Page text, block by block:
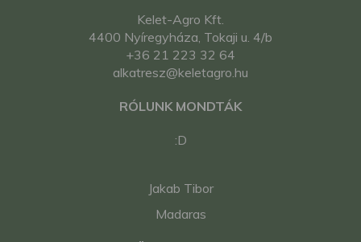
Kelet-Agro Kft.
4400 Nyíregyháza, Tokaji u. 4/b
+36 21 223 32 64
alkatresz@keletagro.hu
RÓLUNK MONDTÁK
:D
Jakab Tibor
Madaras